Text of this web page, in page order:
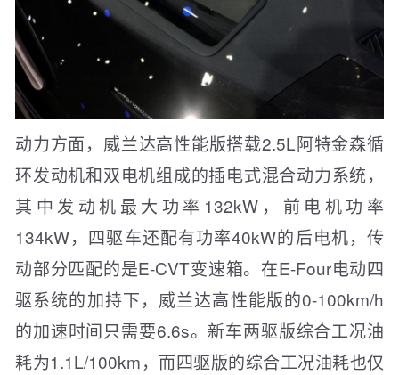
动力方面，威兰达高性能版搭载2.5L阿特金森循
环发动机和双电机组成的插电式混合动力系统，
其中发动机最大功率132kW，前电机功率
134kW，四驱车还配有功率40kW的后电机，传
动部分匹配的是E-CVT变速箱。在E-Four电动四
驱系统的加持下，威兰达高性能版的0-100km/h
的加速时间只需要6.6s。新车两驱版综合工况油
耗为1.1L/100km，而四驱版的综合工况油耗也仅